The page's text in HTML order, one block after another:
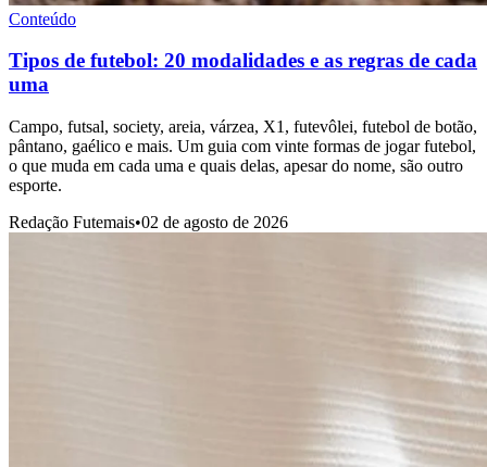
Conteúdo
Tipos de futebol: 20 modalidades e as regras de cada
uma
Campo, futsal, society, areia, várzea, X1, futevôlei, futebol de botão,
pântano, gaélico e mais. Um guia com vinte formas de jogar futebol,
o que muda em cada uma e quais delas, apesar do nome, são outro
esporte.
Redação Futemais•02 de agosto de 2026